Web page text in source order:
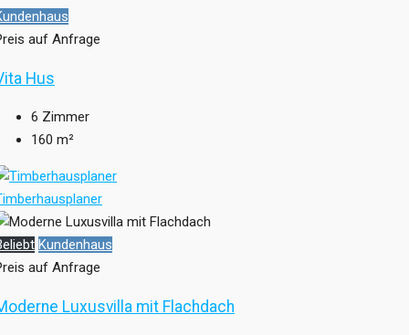
auf Anfrage
Hus
6 Zimmer
160 m²
Kundenhaus
auf Anfrage
Luxusvilla mit Flachdach